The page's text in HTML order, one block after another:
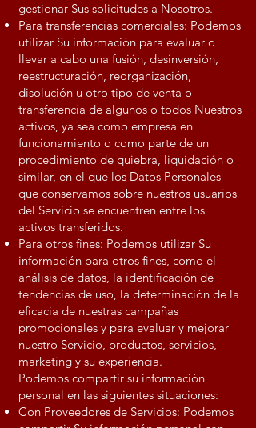
gestionar Sus solicitudes a Nosotros.
Para transferencias comerciales: Podemos
utilizar Su información para evaluar o
llevar a cabo una fusión, desinversión,
reestructuración, reorganización,
disolución u otro tipo de venta o
transferencia de algunos o todos Nuestros
activos, ya sea como empresa en
funcionamiento o como parte de un
procedimiento de quiebra, liquidación o
similar, en el que los Datos Personales
que conservamos sobre nuestros usuarios
del Servicio se encuentren entre los
activos transferidos.
Para otros fines: Podemos utilizar Su
información para otros fines, como el
análisis de datos, la identificación de
tendencias de uso, la determinación de la
eficacia de nuestras campañas
promocionales y para evaluar y mejorar
nuestro Servicio, productos, servicios,
marketing y su experiencia.
Podemos compartir su información
personal en las siguientes situaciones:
Con Proveedores de Servicios: Podemos